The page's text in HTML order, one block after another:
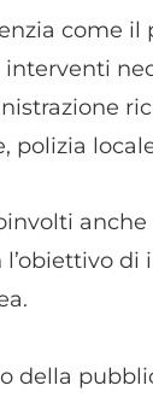
come
polizia
della